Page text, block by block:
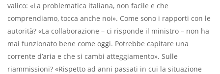
valico: «La problematica italiana, non facile e che
comprendiamo, tocca anche noi». Come sono i rapporti con le
autorità? «La collaborazione – ci risponde il ministro – non ha
mai funzionato bene come oggi. Potrebbe capitare una
corrente d’aria e che si cambi atteggiamento». Sulle
riammissioni? «Rispetto ad anni passati in cui la situazione